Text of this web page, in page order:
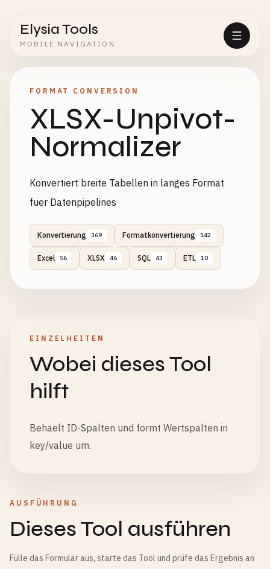
Elysia Tools
MOBILE NAVIGATION
FORMAT CONVERSION
XLSX-Unpivot-
Normalizer
Konvertiert breite Tabellen in langes Format
fuer Datenpipelines
Konvertierung 369 Formatkonvertierung 142
Excel 56 XLSX 46 SQL 43 ETL 10
EINZELHEITEN
Wobei dieses Tool
hilft
Behaelt ID-Spalten und formt Wertspalten in
key/value um.
AUSFÜHRUNG
Dieses Tool ausführen
Fülle das Formular aus, starte das Tool und prüfe das Ergebnis an